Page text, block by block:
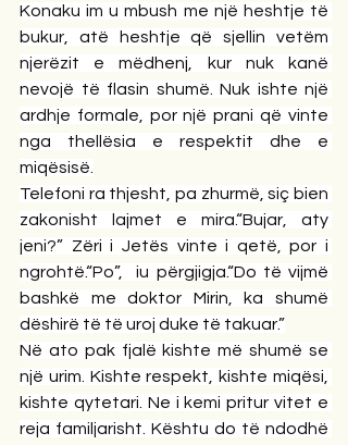
Konaku im u mbush me një heshtje të
bukur, atë heshtje që sjellin vetëm
njerëzit e mëdhenj, kur nuk kanë
nevojë të flasin shumë. Nuk ishte një
ardhje formale, por një prani që vinte
nga thellësia e respektit dhe e
miqësisë.
Telefoni ra thjesht, pa zhurmë, siç bien
zakonisht lajmet e mira.“Bujar, aty
jeni?” Zëri i Jetës vinte i qetë, por i
ngrohtë.“Po”,  iu përgjigja.“Do të vijmë
bashkë me doktor Mirin, ka shumë
dëshirë të të uroj duke të takuar.”
Në ato pak fjalë kishte më shumë se
një urim. Kishte respekt, kishte miqësi,
kishte qytetari. Ne i kemi pritur vitet e
reja familjarisht. Kështu do të ndodhë